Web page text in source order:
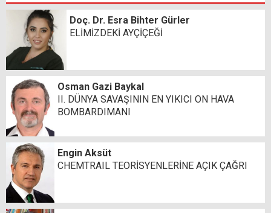
Doç. Dr. Esra Bihter Gürler
ELİMİZDEKİ AYÇİÇEĞİ
Osman Gazi Baykal
II. DÜNYA SAVAŞININ EN YIKICI ON HAVA
BOMBARDIMANI
Engin Aksüt
CHEMTRAIL TEORİSYENLERİNE AÇIK ÇAĞRI